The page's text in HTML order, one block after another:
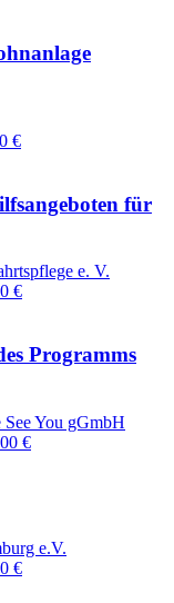
€
für
e. V.
€
Programms
You gGmbH
€
e.V.
€